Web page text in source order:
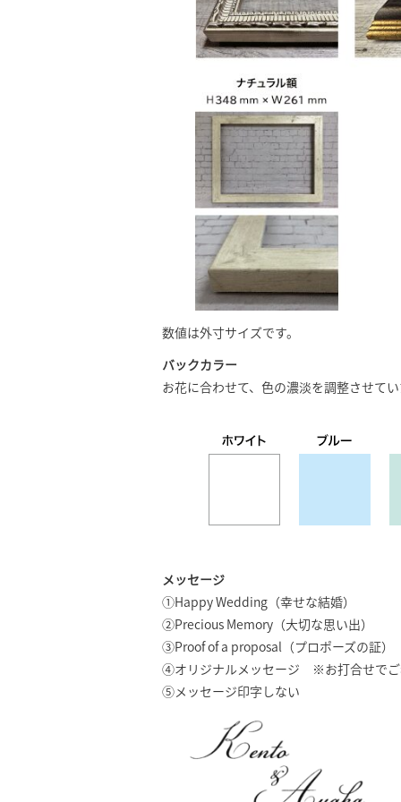
数値は外寸サイズです。
バックカラー
お花に合わせて、色の濃淡を調整させて
メッセージ
①Happy Wedding（幸せな結婚）
②Precious Memory（大切な思い出）
③Proof of a proposal（プロポーズの証）
④オリジナルメッセージ ※お打合せでご
⑤メッセージ印字しない